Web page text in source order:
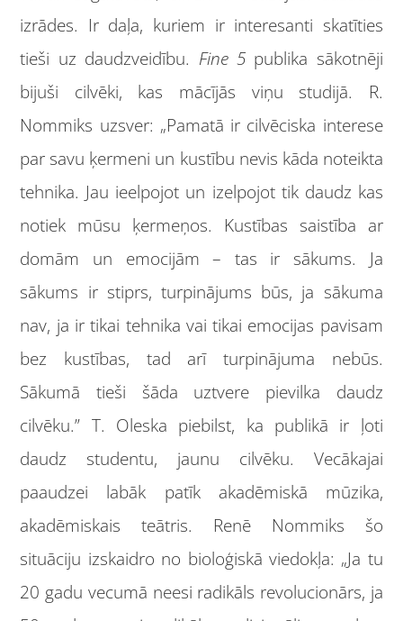
izrādes. Ir daļa, kuriem ir interesanti skatīties
tieši uz daudzveidību. Fine 5publika sākotnēji
bijuši cilvēki, kas mācījās viņu studijā. R.
Nommiks uzsver: „Pamatā ir cilvēciska interese
par savu ķermeni un kustību nevis kāda noteikta
tehnika. Jau ieelpojot un izelpojot tik daudz kas
notiek mūsu ķermeņos. Kustības saistība ar
domām un emocijām – tas ir sākums. Ja
sākums ir stiprs, turpinājums būs, ja sākuma
nav, ja ir tikai tehnika vai tikai emocijas pavisam
bez kustības, tad arī turpinājuma nebūs.
Sākumā tieši šāda uztvere pievilka daudz
cilvēku.” T. Oleska piebilst, ka publikā ir ļoti
daudz studentu, jaunu cilvēku. Vecākajai
paaudzei labāk patīk akadēmiskā mūzika,
akadēmiskais teātris. Renē Nommiks šo
situāciju izskaidro no bioloģiskā viedokļa: „Ja tu
20 gadu vecumā neesi radikāls revolucionārs, ja